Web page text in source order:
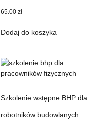
65.00 zł
Dodaj do koszyka
Szkolenie wstępne BHP dla
robotników budowlanych